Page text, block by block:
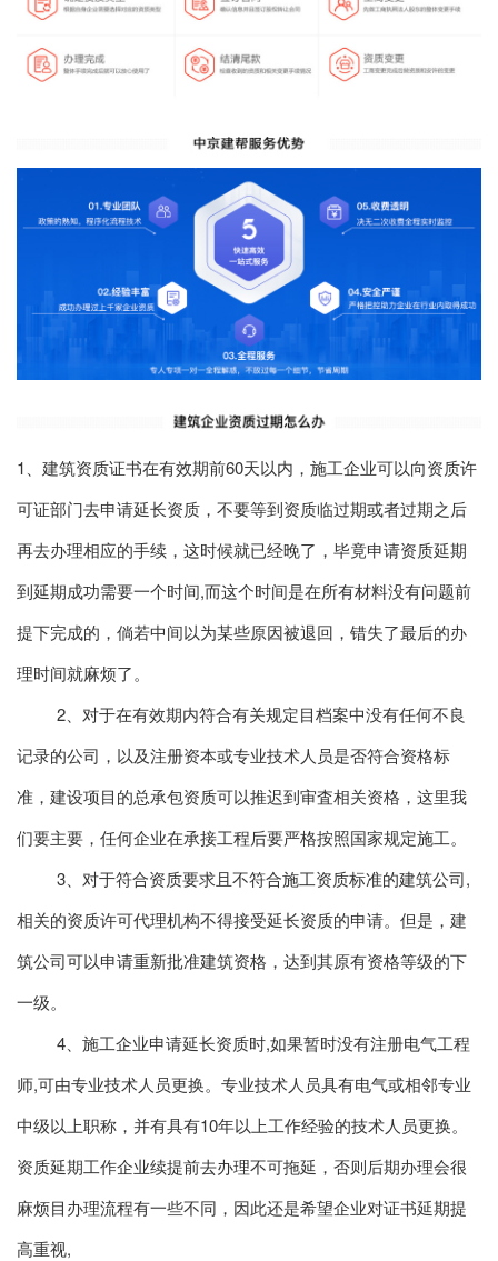
1、建筑资质证书在有效期前60天以内，施工企业可以向资质许
可证部门去申请延长资质，不要等到资质临过期或者过期之后
再去办理相应的手续，这时候就已经晚了，毕竟申请资质延期
到延期成功需要一个时间,而这个时间是在所有材料没有问题前
提下完成的，倘若中间以为某些原因被退回，错失了最后的办
理时间就麻烦了。
2、对于在有效期内符合有关规定目档案中没有任何不良
记录的公司，以及注册资本或专业技术人员是否符合资格标
准，建设项目的总承包资质可以推迟到审査相关资格，这里我
们要主要，任何企业在承接工程后要严格按照国家规定施工。
3、对于符合资质要求且不符合施工资质标准的建筑公司,
相关的资质许可代理机构不得接受延长资质的申请。但是，建
筑公司可以申请重新批准建筑资格，达到其原有资格等级的下
一级。
4、施工企业申请延长资质时,如果暂时没有注册电气工程
师,可由专业技术人员更换。专业技术人员具有电气或相邻专业
中级以上职称，并有具有10年以上工作经验的技术人员更换。
资质延期工作企业续提前去办理不可拖延，否则后期办理会很
麻烦目办理流程有一些不同，因此还是希望企业对证书延期提
高重视,